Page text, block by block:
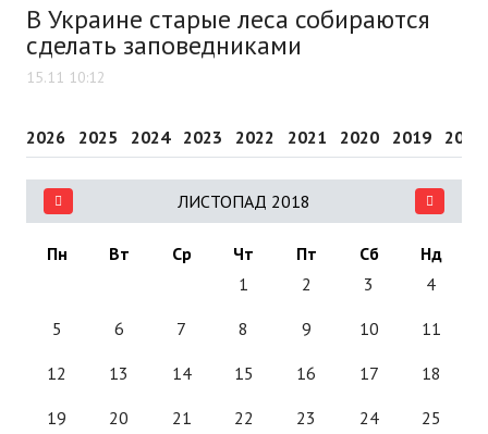
В Украине старые леса собираются
сделать заповедниками
15.11 10:12
2026 2025 2024 2023 2022 2021 2020 2019 2018
ЛИСТОПАД 2018
Пн Вт Ср Чт Пт Сб
Нд
1
2 3 4
5 6 7 8 9 10 11
12 13 14 15 16 17 18
19 20 21 22 23 24 25